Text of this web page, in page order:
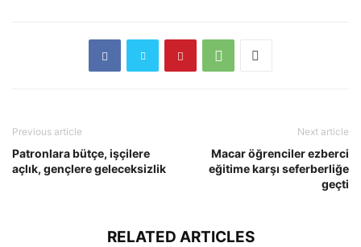
Previous article
Patronlara bütçe, işçilere
açlık, gençlere geleceksizlik
Next article
Macar öğrenciler ezberci
eğitime karşı seferberliğe
geçti
RELATED ARTICLES